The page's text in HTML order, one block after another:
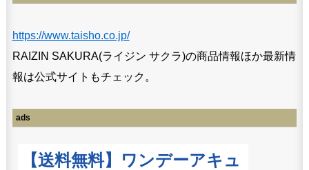
https://www.taisho.co.jp/
RAIZIN SAKURA(ライジン サクラ)の商品情報ほか最新情
報は公式サイトもチェック。
ads